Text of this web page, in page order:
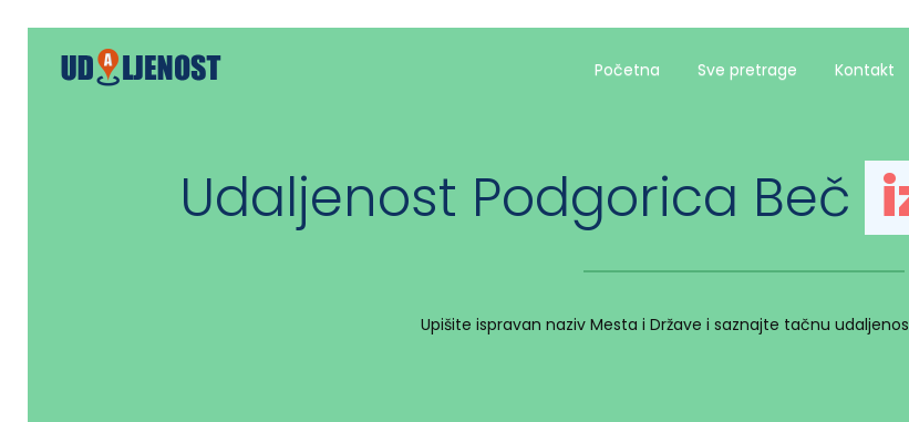
Početna Sve pretrage Kontakt
Udaljenost Podgorica Beč
Upišite ispravan naziv Mesta i Države i saznajte tačnu